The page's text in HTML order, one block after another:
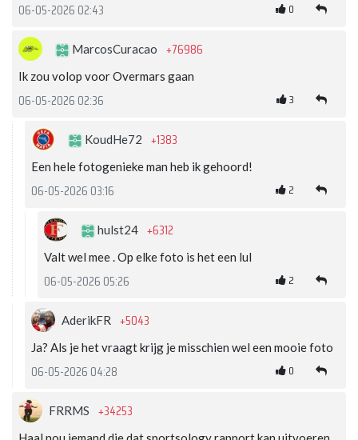
06-05-2026 02:43 0
MarcosCuracao +76986
Ik zou volop voor Overmars gaan
06-05-2026 02:36 3
KoudHe72 +1383
Een hele fotogenieke man heb ik gehoord!
06-05-2026 03:16 2
hulst24 +6312
Valt wel mee . Op elke foto is het een lul
06-05-2026 05:26 2
AderikFR +5043
Ja? Als je het vraagt krijg je misschien wel een mooie foto
06-05-2026 04:28 0
FRRMS +34253